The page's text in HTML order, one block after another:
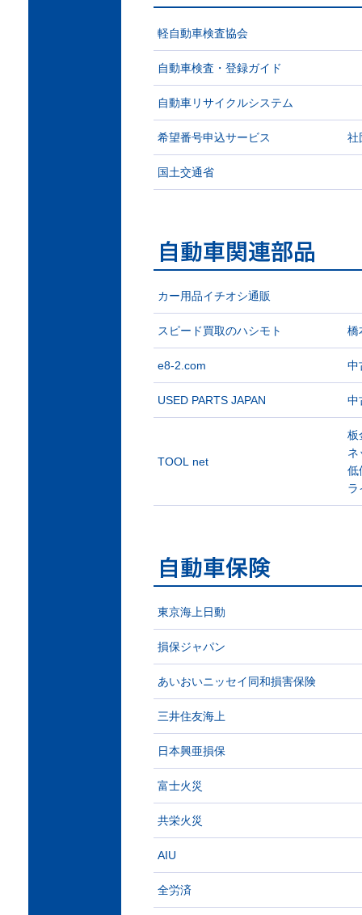
軽自動車検査協会
自動車検査・登録ガイド
自動車リサイクルシステム
希望番号申込サービス 社
国土交通省
カー用品イチオシ通販
スピード買取のハシモト 橋
e8-2.com 中
USED PARTS JAPAN 中
TOOL net
板
ネ
低
ラ
東京海上日動
損保ジャパン
あいおいニッセイ同和損害保険
三井住友海上
日本興亜損保
富士火災
共栄火災
AIU
全労済